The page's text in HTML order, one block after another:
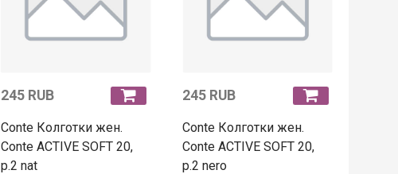
245 RUB
Conte Колготки жен.
Conte ACTIVE SOFT 20,
p.2 nat
245 RUB
Conte Колготки жен.
Conte ACTIVE SOFT 20,
p.2 nero